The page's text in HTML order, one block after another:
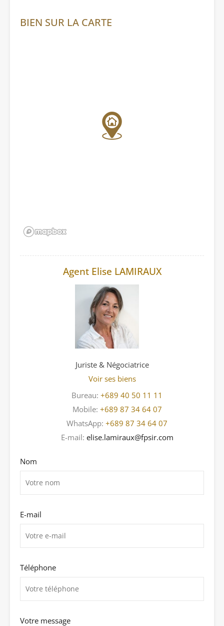
BIEN SUR LA CARTE
Agent Elise LAMIRAUX
Juriste & Négociatrice
Voir ses biens
Bureau: +689 40 50 11 11
Mobile: +689 87 34 64 07
WhatsApp: +689 87 34 64 07
E-mail: elise.lamiraux@fpsir.com
Nom
E-mail
Téléphone
Votre message